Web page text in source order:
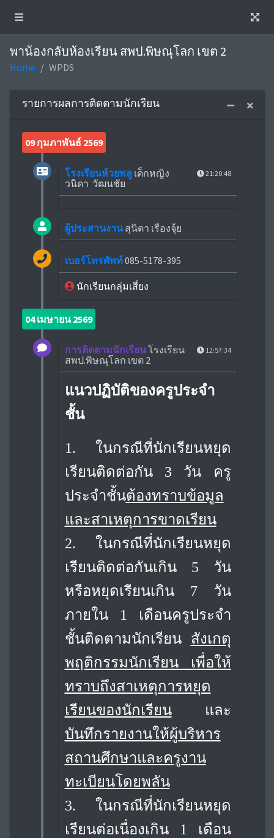
พาน้องกลับห้องเรียน สพป.พิษณุโลก เขต 2
Home WPDS
รายการผลการติดตามนักเรียน
09 กุมภาพันธ์ 2569
21:20:48
โรงเรียนห้วยพลูเด็กหญิง
วนิดา วัฒนชัย
ผู้ประสานงานสุนิตา เรืองจุ้ย
เบอร์โทรศัพท์085-5178-395
นักเรียนกลุ่มเสี่ยง
04 เมษายน 2569
12:57:34
การติดตามนักเรียนโรงเรียน
สพป.พิษณุโลก เขต 2
แนวปฏิบัติของครูประจำ
ชั้น
1. ในกรณีที่นักเรียนหยุด
เรียนติดต่อกัน 3 วัน ครู
ประจำชั้นต้องทราบข้อมูล
และสาเหตุการขาดเรียน
2. ในกรณีที่นักเรียนหยุด
เรียนติดต่อกันเกิน 5 วัน
หรือหยุดเรียนเกิน 7 วัน
ภายใน 1 เดือนครูประจำ
ชั้นติดตามนักเรียน สังเกตุ
พฤติกรรมนักเรียน เพื่อให้
ทราบถึงสาเหตุการหยุด
เรียนของนักเรียนและ
บันทึกรายงานให้ผู้บริหาร
สถานศึกษาและครูงาน
ทะเบียนโดยพลัน
3. ในกรณีที่นักเรียนหยุด
เรียนต่อเนื่องเกิน 1 เดือน